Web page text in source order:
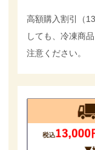
高額購入割引（
しても、冷凍商
注意ください。